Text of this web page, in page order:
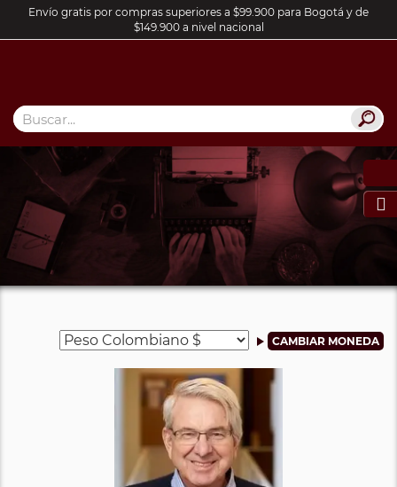
Envío gratis por compras superiores a $99.900 para Bogotá y de
$149.900 a nivel nacional
